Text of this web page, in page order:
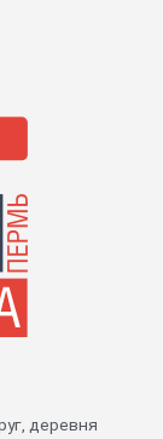
деревня